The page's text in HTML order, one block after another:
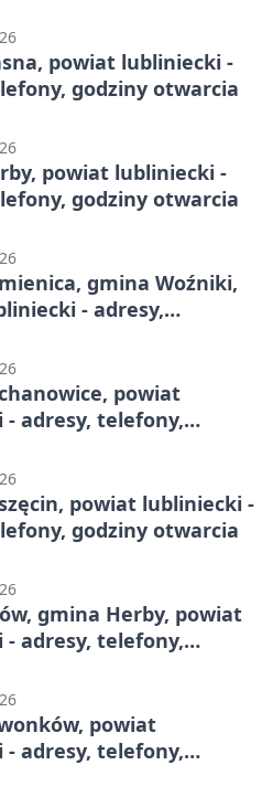
powiat lubliniecki -
godziny otwarcia
powiat lubliniecki -
godziny otwarcia
gmina Woźniki,
- adresy,
powiat
adresy, telefony,
powiat lubliniecki -
godziny otwarcia
gmina Herby, powiat
adresy, telefony,
powiat
adresy, telefony,